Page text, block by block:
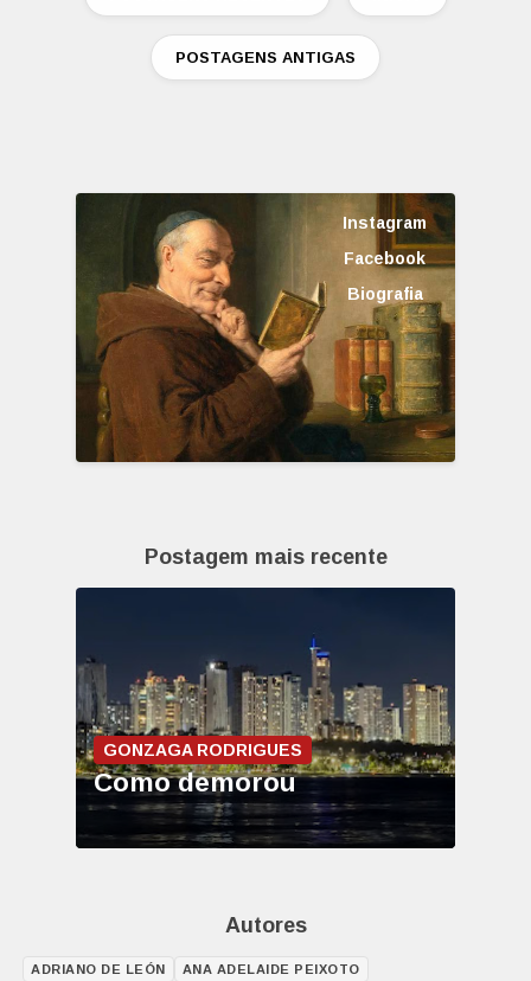
POSTAGENS ANTIGAS
Instagram
Facebook
Biografia
Postagem mais recente
GONZAGA RODRIGUES
Como demorou
Autores
ADRIANO DE LEÓN ANA ADELAIDE PEIXOTO